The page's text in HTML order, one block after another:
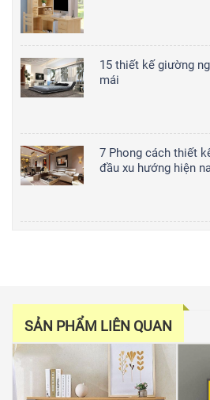
15 thiết kế giường
mái
7 Phong cách thiết
đầu xu hướng hiện
SẢN PHẨM LIÊN QUAN